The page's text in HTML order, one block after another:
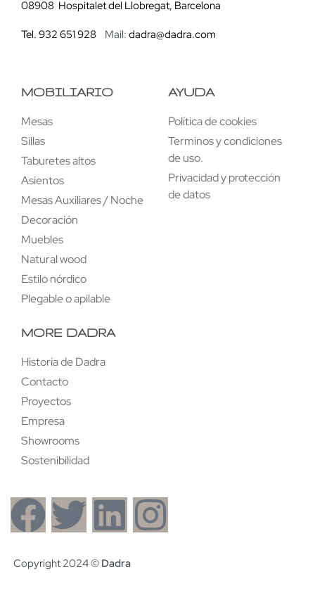
08908 Hospitalet del Llobregat, Barcelona
Tel. 932 651 928 Mail: dadra@dadra.com
MOBILIARIO
Mesas
Sillas
Taburetes altos
Asientos
Mesas Auxiliares / Noche
Decoración
Muebles
Natural wood
Estilo nórdico
Plegable o apilable
AYUDA
Política de cookies
Terminos y condiciones
de uso.
Privacidad y protección
de datos
MORE DADRA
Historia de Dadra
Contacto
Proyectos
Empresa
Showrooms
Sostenibilidad
Copyright 2024 © Dadra